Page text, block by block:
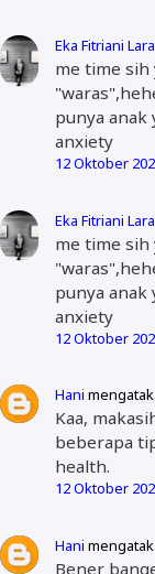
Eka Fitriani
me time sih
punya anak
anxiety
12 Oktober
Eka Fitriani
me time sih
punya anak
anxiety
12 Oktober
Hani
Kaa,
beberapa
health.
12 Oktober
Hani
Bener